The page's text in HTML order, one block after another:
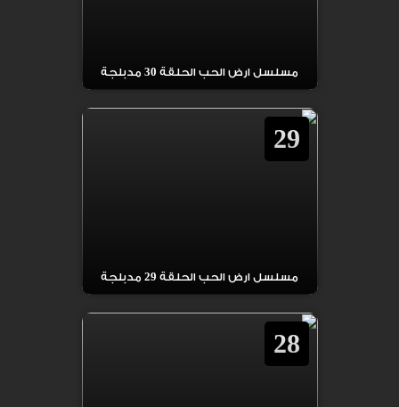
مسلسل ارض الحب الحلقة 30 مدبلجة
29
مسلسل ارض الحب الحلقة 29 مدبلجة
28